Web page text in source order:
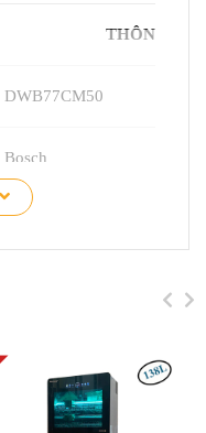
THÔNG SỐ
DWB77CM50
Bosch
Hút mùi